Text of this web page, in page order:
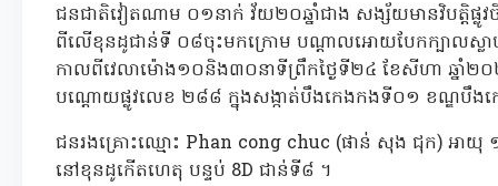
ជនជាតិវៀតណាម ០១នាក់ វ័យ២០ឆ្នាំជាង សង្ស័យមានវិបត្តិផ្លូវ
ពីលើខុនដូជាន់ទី ០៨ចុះមកក្រោម បណ្តាលអោយបែកក្បាលស្លាប់
កាលពីវេលាម៉ោង១០និង៣០នាទីព្រឹកថ្ងៃទី២៤ ខែសីហា ឆ្នាំ
បណ្តោយផ្លូវលេខ ២៨៨ ក្នុងសង្កាត់បឹងកេងកងទី០១ ខណ្ឌបឹង
ជនរងគ្រោះឈ្មោះ Phan cong chuc (ផាន់ សុង ជុក) អាយុ
នៅខុនដូកើតហេតុ បន្ទប់ 8D ជាន់ទី៨ ។